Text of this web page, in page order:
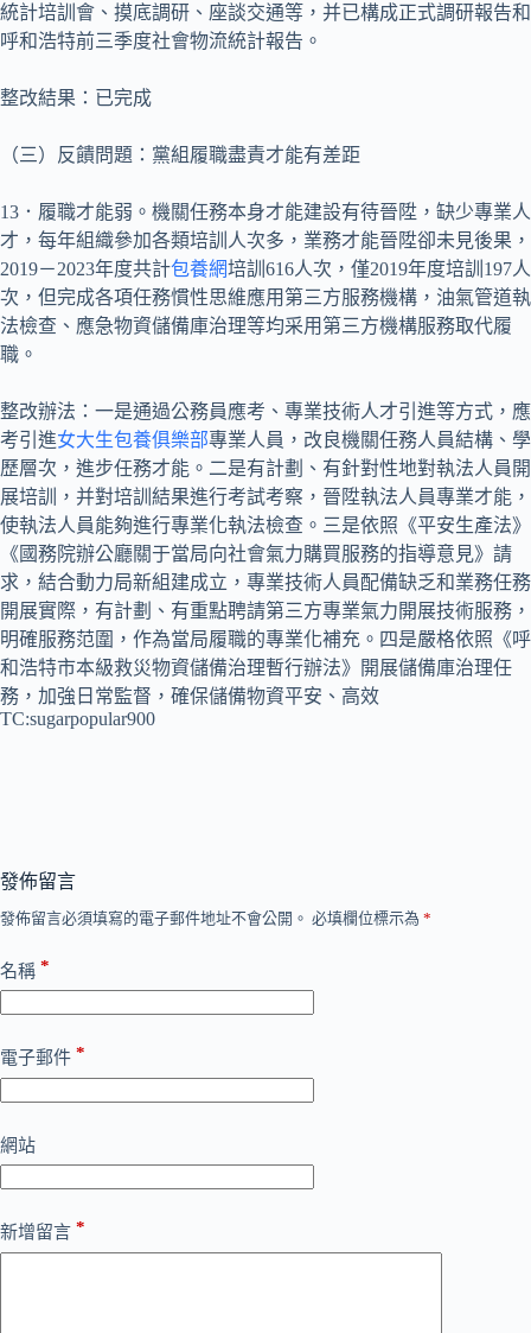
統計培訓會、摸底調研、座談交通等，并已構成正式調研報告和
呼和浩特前三季度社會物流統計報告。
整改結果：已完成
（三）反饋問題：黨組履職盡責才能有差距
13．履職才能弱。機關任務本身才能建設有待晉陞，缺少專業人
才，每年組織參加各類培訓人次多，業務才能晉陞卻未見後果，
2019－2023年度共計包養網培訓616人次，僅2019年度培訓197人
次，但完成各項任務慣性思維應用第三方服務機構，油氣管道執
法檢查、應急物資儲備庫治理等均采用第三方機構服務取代履
職。
整改辦法：一是通過公務員應考、專業技術人才引進等方式，應
考引進女大生包養俱樂部專業人員，改良機關任務人員結構、學
歷層次，進步任務才能。二是有計劃、有針對性地對執法人員開
展培訓，并對培訓結果進行考試考察，晉陞執法人員專業才能，
使執法人員能夠進行專業化執法檢查。三是依照《平安生產法》
《國務院辦公廳關于當局向社會氣力購買服務的指導意見》請
求，結合動力局新組建成立，專業技術人員配備缺乏和業務任務
開展實際，有計劃、有重點聘請第三方專業氣力開展技術服務，
明確服務范圍，作為當局履職的專業化補充。四是嚴格依照《呼
和浩特市本級救災物資儲備治理暫行辦法》開展儲備庫治理任
務，加強日常監督，確保儲備物資平安、高效
TC:sugarpopular900
發佈留言
發佈留言必須填寫的電子郵件地址不會公開。 必填欄位標示為 *
名稱 *
電子郵件 *
網站
新增留言 *